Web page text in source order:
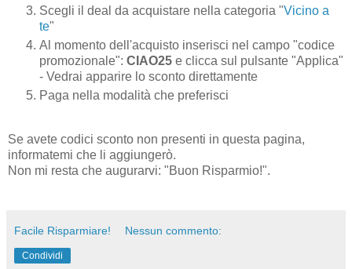
Scegli il deal da acquistare nella categoria "Vicino a
te"
Al momento dell'acquisto inserisci nel campo "codice
promozionale": CIAO25 e clicca sul pulsante "Applica"
- Vedrai apparire lo sconto direttamente
Paga nella modalità che preferisci
Se avete codici sconto non presenti in questa pagina,
informatemi che li aggiungerò.
Non mi resta che augurarvi: "Buon Risparmio!".
Facile Risparmiare! Nessun commento:
Condividi